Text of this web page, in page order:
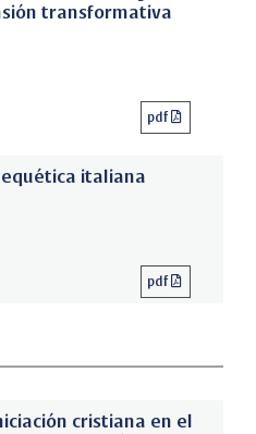
transformativa
pdf
italiana
pdf
cristiana en el